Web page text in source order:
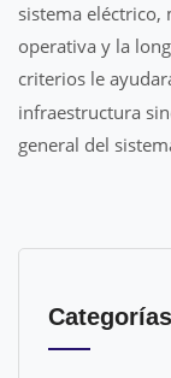
sistema eléctrico,
operativa y la
criterios le
infraestructura
general del
Categorías